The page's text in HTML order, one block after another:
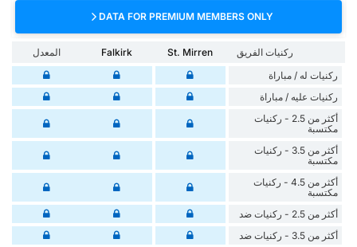
DATA FOR PREMIUM MEMBERS ONLY
ركنيات الفريق St. Mirren
Falkirk
المعدل
‏ركنيات له / مباراة
‏ركنيات ‏عليه / مباراة
أكثر من 2.5 - ركنيات
مكتسبة
أكثر من 3.5 - ركنيات
مكتسبة
أكثر من 4.5 - ركنيات
مكتسبة
أكثر من 2.5 - ركنيات ضد
أكثر من 3.5 - ركنيات ضد